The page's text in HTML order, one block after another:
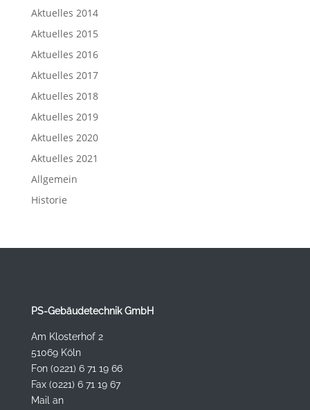
Aktuelles 2014
Aktuelles 2015
Aktuelles 2016
Aktuelles 2017
Aktuelles 2018
Aktuelles 2019
Aktuelles 2020
Aktuelles 2021
Allgemein
Historie
PS-Gebäudetechnik GmbH
Am Klosterhof 2
51069 Köln
Fon (0221) 6 71 19 66
Fax (0221) 6 71 19 67
Mail an